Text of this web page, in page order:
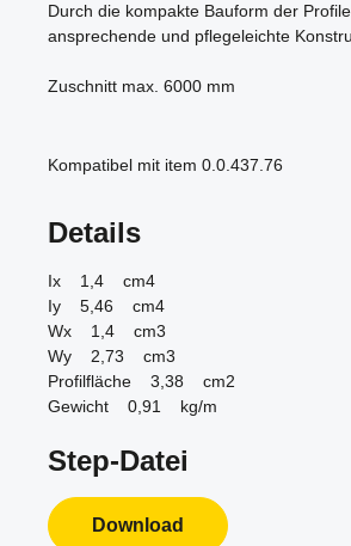
Durch die kompakte Bauform der
ansprechende und pflegeleichte
Zuschnitt max. 6000 mm
Kompatibel mit item 0.0.437.76
Details
Ix 1,4 cm4
Iy 5,46 cm4
Wx 1,4 cm3
Wy 2,73 cm3
Profilfläche 3,38 cm2
Gewicht 0,91 kg/m
Step-Datei
Download